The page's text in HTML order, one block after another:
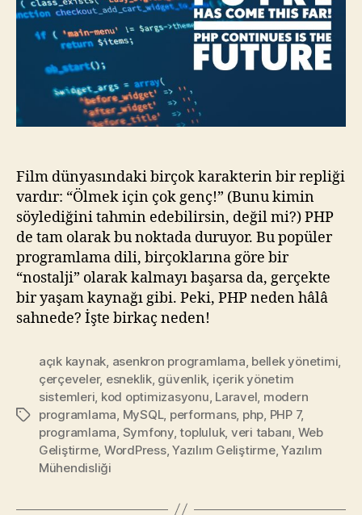
Film dünyasındaki birçok karakterin bir repliği
vardır: “Ölmek için çok genç!” (Bunu kimin
söylediğini tahmin edebilirsin, değil mi?) PHP
de tam olarak bu noktada duruyor. Bu popüler
programlama dili, birçoklarına göre bir
“nostalji” olarak kalmayı başarsa da, gerçekte
bir yaşam kaynağı gibi. Peki, PHP neden hâlâ
sahnede? İşte birkaç neden!
Etiketler
açık kaynak asenkron programlama bellek yönetimi
çerçeveler, esneklik, güvenlik, içerik yönetim
sistemleri kod optimizasyonu Laravel modern
programlama MySQL, performans, php PHP 7,
programlama Symfony,topluluk, veri tabanı Web
Geliştirme, WordPress,Yazılım Geliştirme,Yazılım
Mühendisliği